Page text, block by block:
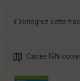
Intégrez cette
Cartes IGN